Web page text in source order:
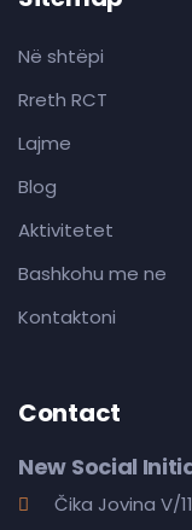
Në shtëpi
Rreth RCT
Lajme
Blog
Aktivitetet
Bashkohu me ne
Kontaktoni
Contact
New Social
Čika Jovina V/